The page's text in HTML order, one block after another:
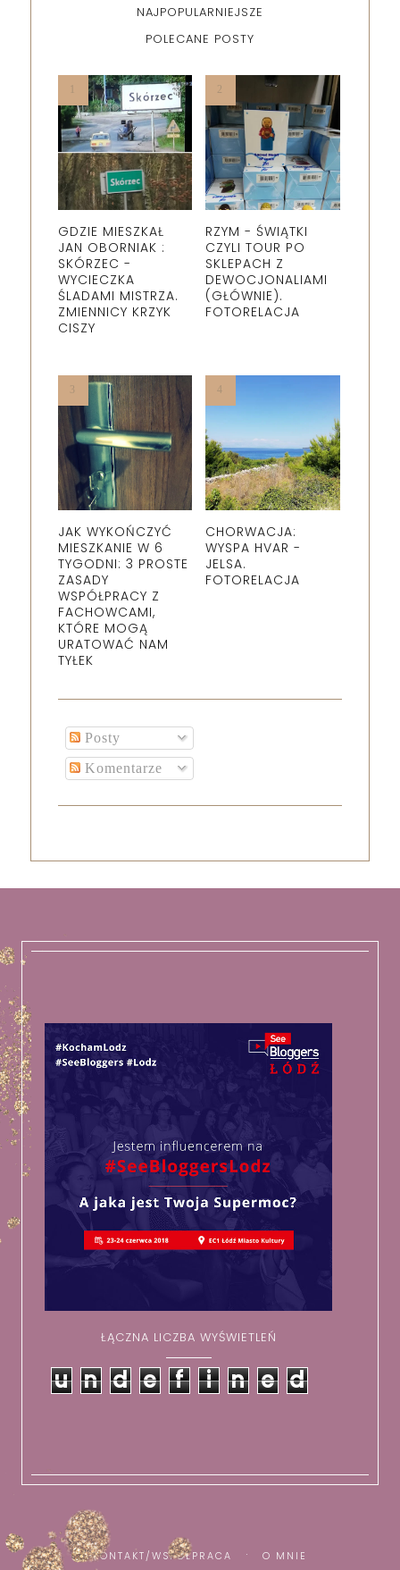
NAJPOPULARNIEJSZE
POLECANE POSTY
GDZIE MIESZKAŁ
JAN OBORNIAK :
SKÓRZEC -
WYCIECZKA
ŚLADAMI MISTRZA.
ZMIENNICY KRZYK
CISZY
RZYM - ŚWIĄTKI
CZYLI TOUR PO
SKLEPACH Z
DEWOCJONALIAMI
(GŁÓWNIE).
FOTORELACJA
JAK WYKOŃCZYĆ
MIESZKANIE W 6
TYGODNI: 3 PROSTE
ZASADY
WSPÓŁPRACY Z
FACHOWCAMI,
KTÓRE MOGĄ
URATOWAĆ NAM
TYŁEK
CHORWACJA:
WYSPA HVAR -
JELSA.
FOTORELACJA
Posty
Komentarze
ŁĄCZNA LICZBA WYŚWIETLEŃ
u n d e f i n e d
KONTAKT/WSPÓŁPRACA O MNIE